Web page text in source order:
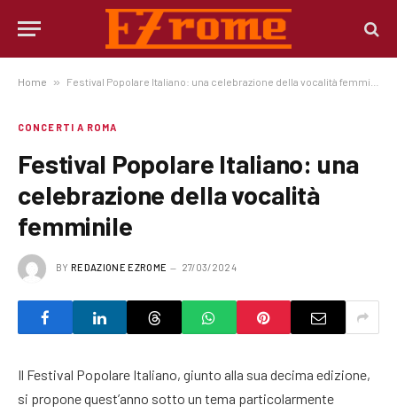
Home » Festival Popolare Italiano: una celebrazione della vocalità femminile
CONCERTI A ROMA
Festival Popolare Italiano: una
celebrazione della vocalità
femminile
BY REDAZIONE EZROME 27/03/2024
Il Festival Popolare Italiano, giunto alla sua decima edizione,
si propone quest’anno sotto un tema particolarmente